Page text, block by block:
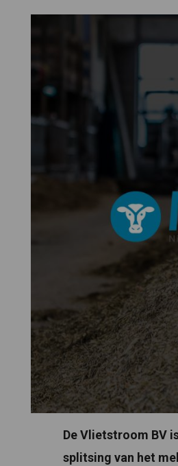
De Vlietstroom BV
splitsing van het